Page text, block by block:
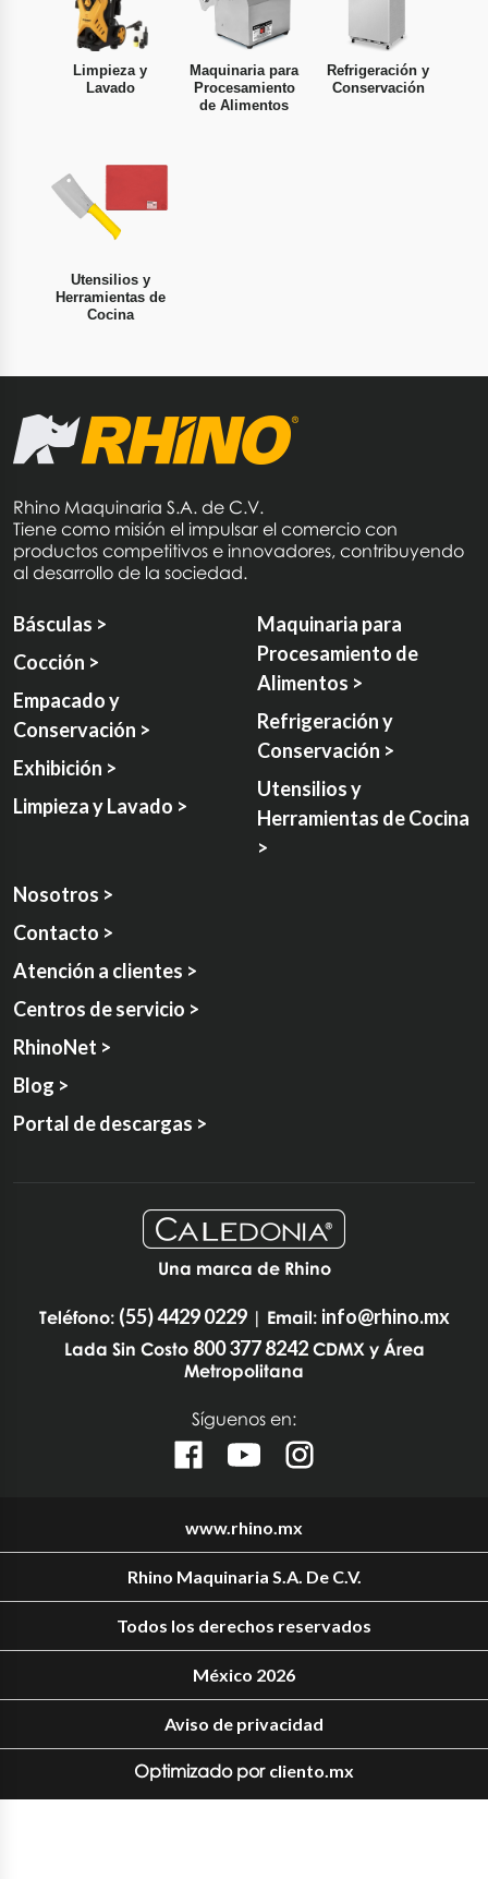
Limpieza y
Lavado
Maquinaria para
Procesamiento
de Alimentos
Refrigeración y
Conservación
Utensilios y
Herramientas de
Cocina
Rhino Maquinaria S.A. de C.V.
Tiene como misión el impulsar el comercio con
productos competitivos e innovadores, contribuyendo
al desarrollo de la sociedad.
Básculas >
Cocción >
Empacado y
Conservación >
Exhibición >
Limpieza y Lavado >
Maquinaria para
Procesamiento de
Alimentos >
Refrigeración y
Conservación >
Utensilios y
Herramientas de Cocina
>
Nosotros >
Contacto >
Atención a clientes >
Centros de servicio >
RhinoNet >
Blog >
Portal de descargas >
Una marca de Rhino
Teléfono: (55) 4429 0229| Email: info@rhino.mx
Lada Sin Costo 800 377 8242CDMX y Área
Metropolitana
Síguenos en:
www.rhino.mx
Rhino Maquinaria S.A. De C.V.
Todos los derechos reservados
México 2026
Aviso de privacidad
Optimizado por cliento.mx